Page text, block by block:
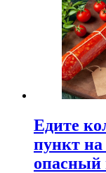
Едите
пункт на
опасный